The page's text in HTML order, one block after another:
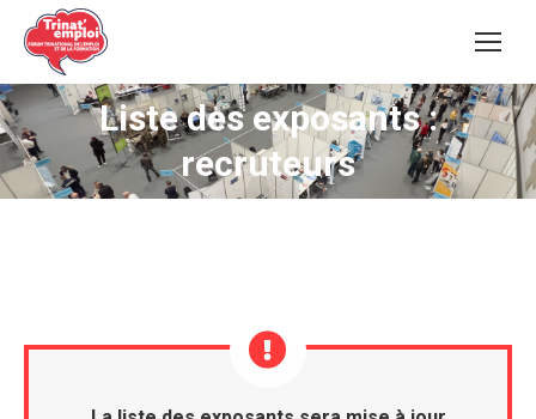
Liste des exposants :
recruteurs
Vous êtes ici :